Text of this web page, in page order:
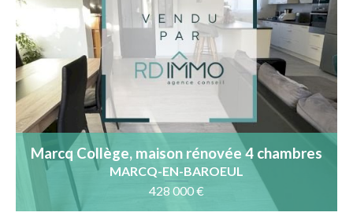
Marcq Collège, maison rénovée 4 chambres
jardin sud ouest
MARCQ-EN-BAROEUL
428 000 €